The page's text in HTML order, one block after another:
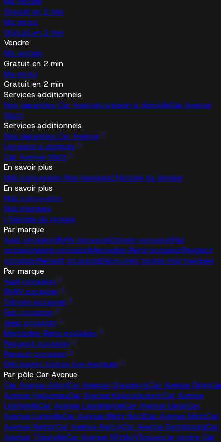
Gratuit en 2 min
Ma moto
Gratuit en 2 min
Vendre
Ma voiture
Gratuit en 2 min
Ma moto
Gratuit en 2 min
Services additionnels
Nos garanties Car AvenueLivraison à domicileCar Avenue
Watt
Services additionnels
Nos garanties Car Avenue
Livraison à domicile
Car Avenue Watt
En savoir plus
Hub concession Nos marquesL'histoire du groupe
En savoir plus
Hub concession
Nos marques
L'histoire du groupe
Par marque
Audi occasionBMW occasionCitroën occasionFiat
occasionJeep occasionMercedes-Benz occasionPeugeot
occasionRenault occasionDécouvrez toutes nos marques
Par marque
Audi occasion
BMW occasion
Citroën occasion
Fiat occasion
Jeep occasion
Mercedes-Benz occasion
Peugeot occasion
Renault occasion
Découvrez toutes nos marques
Par pôle Car Avenue
Car Avenue ArlonCar Avenue ChaumontCar Avenue Dijon
Avenue HaguenauCar Avenue KaiserslauternCar Avenue
LesménilsCar Avenue LeudelangeCar Avenue LiegeCar
Avenue LunévilleCar Avenue Metz NordCar Avenue MetzCar
Avenue NamurCar Avenue NancyCar Avenue SarrebourgCar
Avenue ThionvilleCar Avenue WittlichTrouvez le centre Car